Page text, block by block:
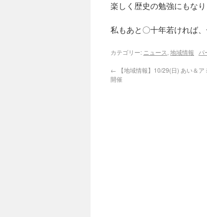
楽しく歴史の勉強にもなり
私もあと〇十年若ければ
カテゴリー: ニュース, 地域情報 パ
← 【地域情報】10/29(日) あい＆
開催